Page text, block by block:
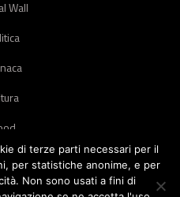
Wall
di terze parti necessari per il
per statistiche anonime, e per
Non sono usati a fini di